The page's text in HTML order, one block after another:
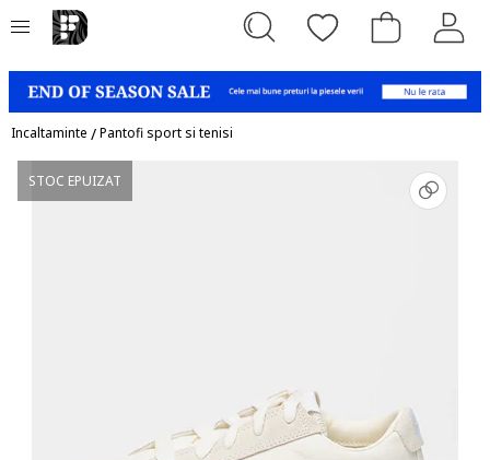
Incaltaminte /Pantofi sport si tenisi
STOC EPUIZAT